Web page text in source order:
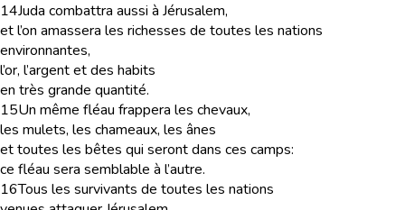
14Juda combattra aussi à Jérusalem,
et l’on amassera les richesses de toutes les nations
environnantes,
l’or, l’argent et des habits
en très grande quantité.
15Un même fléau frappera les chevaux,
les mulets, les chameaux, les ânes
et toutes les bêtes qui seront dans ces camps:
ce fléau sera semblable à l’autre.
16Tous les survivants de toutes les nations